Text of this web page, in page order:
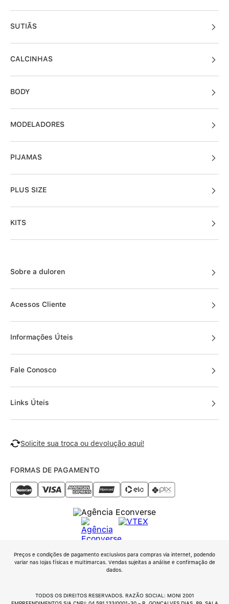
SUTIÃS
CALCINHAS
BODY
MODELADORES
PIJAMAS
PLUS SIZE
KITS
Sobre a duloren
Acessos Cliente
Informações Úteis
Fale Conosco
Links Úteis
Solicite sua troca ou devolução aqui!
FORMAS DE PAGAMENTO
Preços e condições de pagamento exclusivos para compras via internet, podendo
variar nas lojas físicas e multimarcas. Vendas sujeitas a análise e confirmação de
dados.
TODOS OS DIREITOS RESERVADOS. RAZÃO SOCIAL: MONI 2001